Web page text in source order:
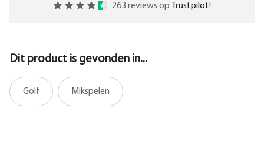
263 reviews op Trustpilot!
Dit product is gevonden in...
Golf Mikspelen